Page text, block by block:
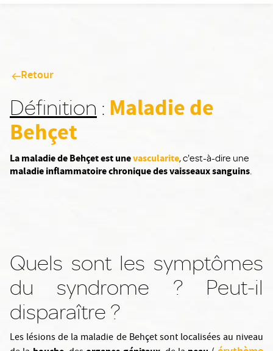
Retour
Définition : Maladie de
Behçet
La maladie de Behçet est unevascularite, c'est-à-dire une
maladie inflammatoire chronique des vaisseaux sanguins.
Quels sont les symptômes
du syndrome ? Peut-il
disparaître ?
Les lésions de la maladie de Behçet sont localisées au niveau